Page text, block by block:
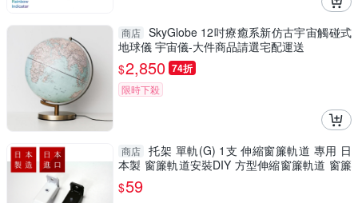
商店 SkyGlobe 12吋療癒系新仿古宇宙觸碰式
地球儀 宇宙儀-大件商品請選宅配運送
$2,850 74折
限時下殺
商店 托架 單軌(G) 1支 伸縮窗簾軌道 專用 日
本製 窗簾軌道安裝DIY 方型伸縮窗簾軌道 窗簾
伸縮桿
$59